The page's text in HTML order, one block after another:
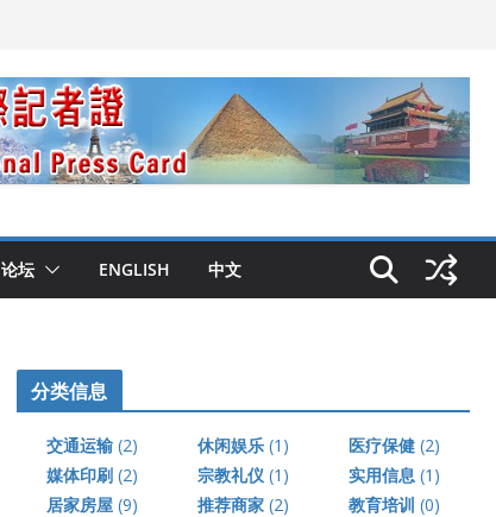
论坛 ENGLISH 中文
分类信息
交通运输 (2) 休闲娱乐 (1) 医疗保健 (2)
媒体印刷 (2) 宗教礼仪 (1) 实用信息 (1)
居家房屋 (9) 推荐商家 (2) 教育培训 (0)